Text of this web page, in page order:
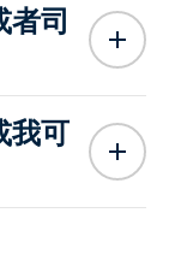
者司
我可